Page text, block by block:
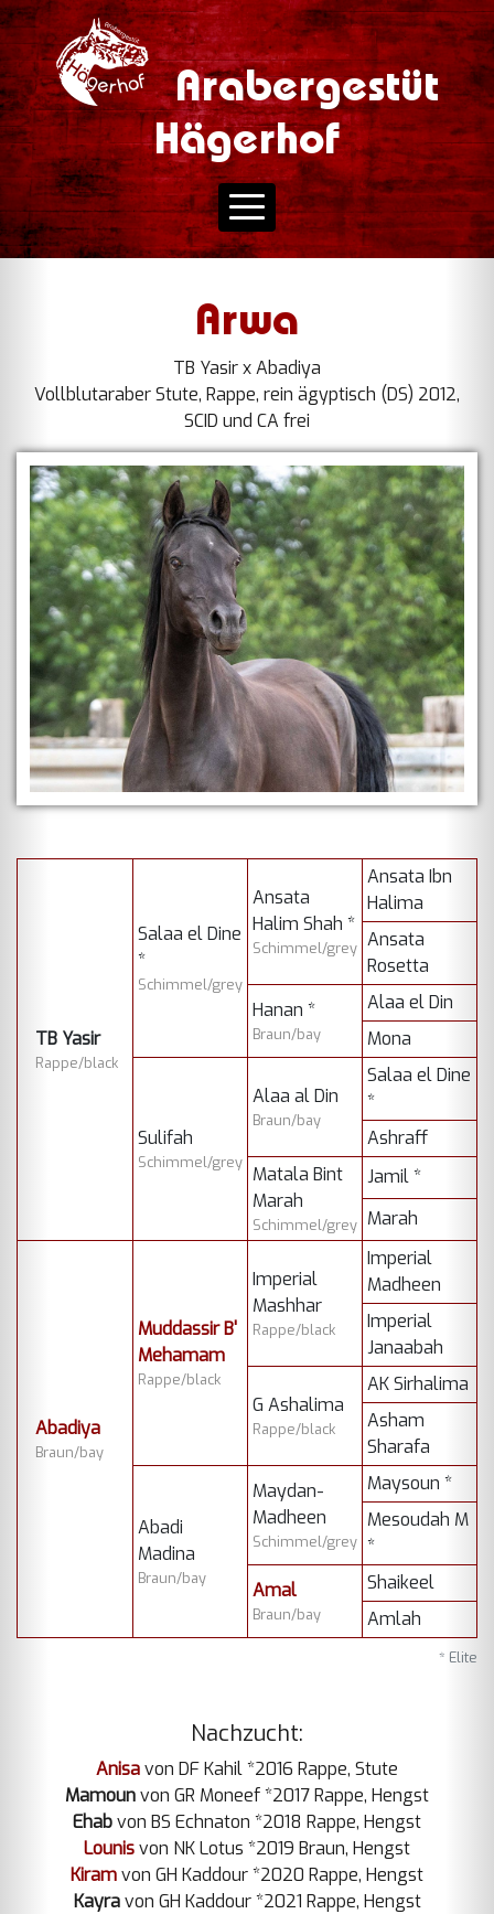
Arabergestüt
Hägerhof
Arwa
TB Yasir x Abadiya
Vollblutaraber Stute, Rappe, rein ägyptisch (DS) 2012,
SCID und CA frei
TB Yasir
Rappe/black
Salaa el Dine
*
Schimmel/grey
Ansata
Halim Shah *
Schimmel/grey
Ansata Ibn
Halima
Ansata
Rosetta
Hanan *
Braun/bay
Alaa el Din
Mona
Sulifah
Schimmel/grey
Alaa al Din
Braun/bay
Salaa el Dine
*
Ashraff
Matala Bint
Marah
Schimmel/grey
Jamil *
Marah
Abadiya
Braun/bay
Muddassir B'
Mehamam
Rappe/black
Imperial
Mashhar
Rappe/black
Imperial
Madheen
Imperial
Janaabah
G Ashalima
Rappe/black
AK Sirhalima
Asham
Sharafa
Abadi
Madina
Braun/bay
Maydan-
Madheen
Schimmel/grey
Maysoun *
Mesoudah M
*
Amal
Braun/bay
Shaikeel
Amlah
* Elite
Nachzucht:
Anisavon DF Kahil *2016 Rappe, Stute
Mamounvon GR Moneef *2017 Rappe, Hengst
Ehabvon BS Echnaton *2018 Rappe, Hengst
Lounisvon NK Lotus *2019 Braun, Hengst
Kiramvon GH Kaddour *2020 Rappe, Hengst
Kayravon GH Kaddour *2021 Rappe, Hengst